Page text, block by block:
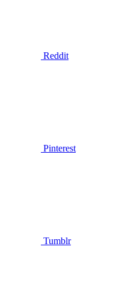
Reddit
Pinterest
Tumblr